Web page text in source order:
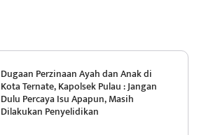
Dugaan Perzinaan Ayah dan Anak di
Kota Ternate, Kapolsek Pulau : Jangan
Dulu Percaya Isu Apapun, Masih
Dilakukan Penyelidikan